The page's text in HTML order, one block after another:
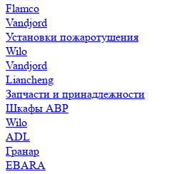
Flamco
Vandjord
Установки пожаротушения
Wilo
Vandjord
Liancheng
Запчасти и принадлежности
Шкафы АВР
Wilo
ADL
Гранар
EBARA